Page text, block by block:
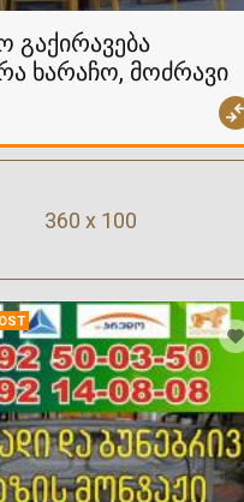
გაქირავება
ხარაჩო, მოძრავი
360 x 100